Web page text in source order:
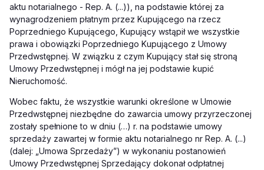
aktu notarialnego - Rep. A. (...)), na podstawie której za
wynagrodzeniem płatnym przez Kupującego na rzecz
Poprzedniego Kupującego, Kupujący wstąpił we wszystkie
prawa i obowiązki Poprzedniego Kupującego z Umowy
Przedwstępnej. W związku z czym Kupujący stał się stroną
Umowy Przedwstępnej i mógł na jej podstawie kupić
Nieruchomość.
Wobec faktu, że wszystkie warunki określone w Umowie
Przedwstępnej niezbędne do zawarcia umowy przyrzeczonej
zostały spełnione to w dniu (…) r. na podstawie umowy
sprzedaży zawartej w formie aktu notarialnego nr Rep. A. (...)
(dalej: „Umowa Sprzedaży”) w wykonaniu postanowień
Umowy Przedwstępnej Sprzedający dokonał odpłatnej